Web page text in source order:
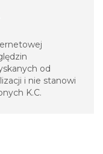
od
i nie stanowi
K.C.